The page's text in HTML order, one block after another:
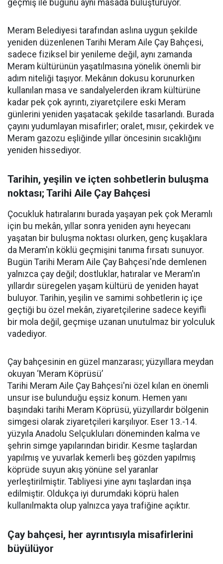
geçmiş ile bugünü aynı masada buluşturuyor.
Meram Belediyesi tarafından aslına uygun şekilde
yeniden düzenlenen Tarihi Meram Aile Çay Bahçesi,
sadece fiziksel bir yenileme değil, aynı zamanda
Meram kültürünün yaşatılmasına yönelik önemli bir
adım niteliği taşıyor. Mekânın dokusu korunurken
kullanılan masa ve sandalyelerden ikram kültürüne
kadar pek çok ayrıntı, ziyaretçilere eski Meram
günlerini yeniden yaşatacak şekilde tasarlandı. Burada
çayını yudumlayan misafirler; oralet, mısır, çekirdek ve
Meram gazozu eşliğinde yıllar öncesinin sıcaklığını
yeniden hissediyor.
Tarihin, yeşilin ve içten sohbetlerin buluşma
noktası; Tarihi Aile Çay Bahçesi
Çocukluk hatıralarını burada yaşayan pek çok Meramlı
için bu mekân, yıllar sonra yeniden aynı heyecanı
yaşatan bir buluşma noktası olurken, genç kuşaklara
da Meram'ın köklü geçmişini tanıma fırsatı sunuyor.
Bugün Tarihi Meram Aile Çay Bahçesi'nde demlenen
yalnızca çay değil; dostluklar, hatıralar ve Meram'ın
yıllardır süregelen yaşam kültürü de yeniden hayat
buluyor. Tarihin, yeşilin ve samimi sohbetlerin iç içe
geçtiği bu özel mekân, ziyaretçilerine sadece keyifli
bir mola değil, geçmişe uzanan unutulmaz bir yolculuk
vadediyor.
Çay bahçesinin en güzel manzarası; yüzyıllara meydan
okuyan ‘Meram Köprüsü’
Tarihi Meram Aile Çay Bahçesi'ni özel kılan en önemli
unsur ise bulunduğu eşsiz konum. Hemen yanı
başındaki tarihi Meram Köprüsü, yüzyıllardır bölgenin
simgesi olarak ziyaretçileri karşılıyor. Eser 13.-14.
yüzyıla Anadolu Selçukluları döneminden kalma ve
şehrin simge yapılarından biridir. Kesme taşlardan
yapılmış ve yuvarlak kemerli beş gözden yapılmış
köprüde suyun akış yönüne sel yaranlar
yerleştirilmiştir. Tabliyesi yine aynı taşlardan inşa
edilmiştir. Oldukça iyi durumdaki köprü halen
kullanılmakta olup yalnızca yaya trafiğine açıktır.
Çay bahçesi, her ayrıntısıyla misafirlerini
büyülüyor